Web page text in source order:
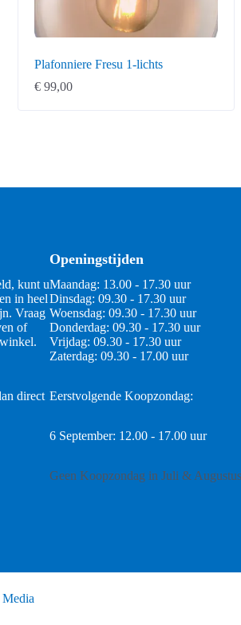
Plafonniere Fresu 1-lichts
€ 99,00
kunt u
in heel
Vraag
of
direct
Openingstijden
Maandag: 13.00 - 17.30 uur
Dinsdag: 09.30 - 17.30 uur
Woensdag: 09.30 - 17.30 uur
Donderdag: 09.30 - 17.30 uur
Vrijdag: 09.30 - 17.30 uur
Zaterdag: 09.30 - 17.00 uur
Eerstvolgende Koopzondag:
6 September: 12.00 - 17.00 uur
Geen Koopzondag in Juli & Augustus
Media